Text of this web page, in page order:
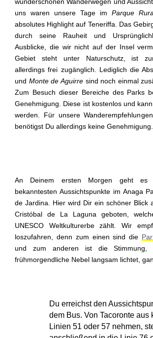
uns waren unsere Tage im Parque
absolutes Highlight auf Teneriffa. Das
durch seine Rauheit und
Ausblicke, die wir nicht auf der Insel
Gebiet steht unter Naturschutz, ist
allerdings frei zugänglich. Lediglich die
und Monte de Aguirresind noch einmal
Zum Besuch dieser Bereiche des Parks
Genehmigung. Diese ist kostenlos und kann
werden. Für unsere
benötigst Du allerdings keine Genehmigung.
An Deinem ersten Morgen geht
bekanntesten Aussichtspunkte im Anaga
de Jardina. Hier wird Dir ein schöner Blick
Cristóbal de La Laguna geboten,
UNESCO Weltkulturerbe zählt. Wir
loszufahren, denn zum einen sind die
und zum anderen ist die Stimmung,
frühmorgendliche Nebel langsam lichtet,
Du erreichst den
dem Bus. Von Tacoronte aus
Linien 51 oder 57 nehmen,